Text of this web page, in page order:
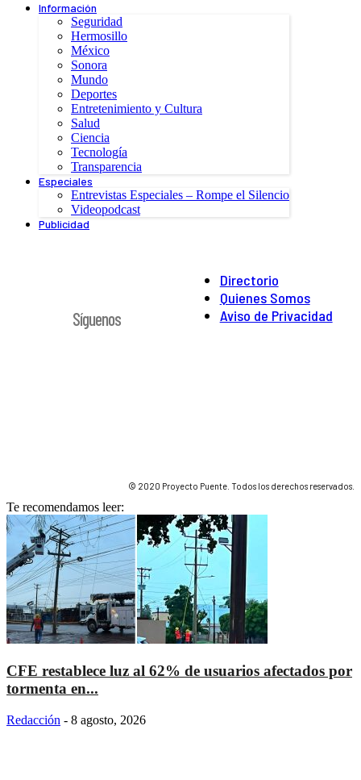
Información
Seguridad
Hermosillo
México
Sonora
Mundo
Deportes
Entretenimiento y Cultura
Salud
Ciencia
Tecnología
Transparencia
Especiales
Entrevistas Especiales – Rompe el Silencio
Videopodcast
Publicidad
Directorio
Quienes Somos
Aviso de Privacidad
Síguenos
© 2020 Proyecto Puente. Todos los derechos reservados.
Te recomendamos leer:
CFE restablece luz al 62% de usuarios afectados por
tormenta en...
Redacción - 8 agosto, 2026